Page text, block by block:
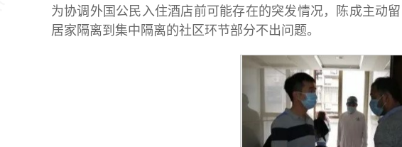
为协调外国公民入住酒店前可能存在的突发情况，陈成主动
居家隔离到集中隔离的社区环节部分不出问题。